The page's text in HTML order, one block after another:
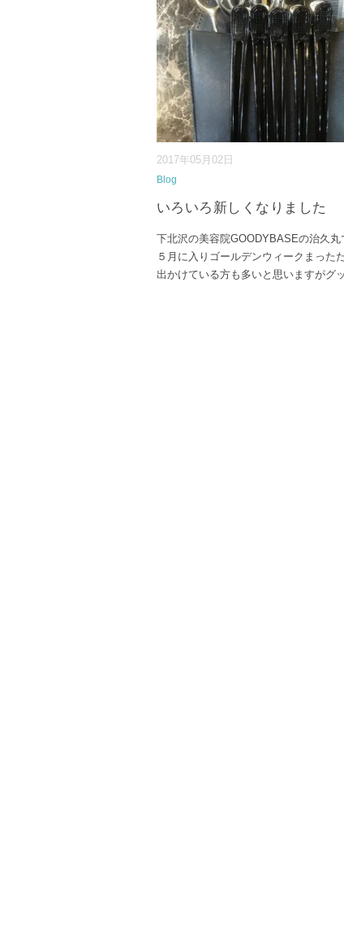
2017年05月02日
Blog
いろいろ新しくなりました
下北沢の美容院GOODYBASEの治久丸
５月に入りゴールデンウィークまった
出かけている方も多いと思いますがグッ